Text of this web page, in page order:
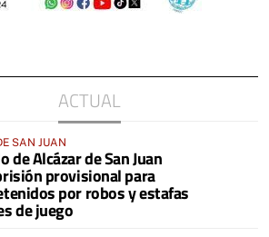
ACTUAL
SAN JUAN
de Alcázar de San Juan
provisional para
por robos y estafas
de juego